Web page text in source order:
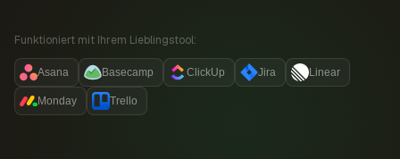
Funktioniert mit Ihrem Lieblingstool:
Asana Basecamp ClickUp Jira Linear
Monday Trello